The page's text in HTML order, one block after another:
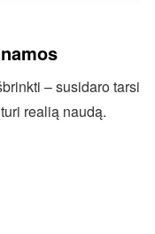
– susidaro tarsi
realią naudą.